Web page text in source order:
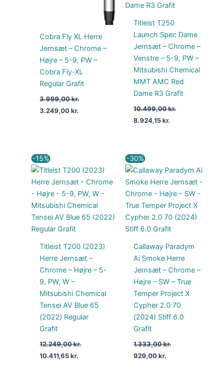
Cobra Fly XL Herre
Jernsæt – Chrome –
Højre – 5-9, PW –
Cobra Fly-XL
Regular Grafit
3.999,00kr.
3.249,00kr.
Titleist T250
Launch Spec Dame
Jernsæt – Chrome –
Venstre – 5-9, PW –
Mitsubishi Chemical
MMT AMC Red
Dame R3 Grafit
10.499,00kr.
8.924,15kr.
-15%
Titleist T200 (2023)
Herre Jernsæt –
Chrome – Højre – 5-
9, PW, W –
Mitsubishi Chemical
Tensei AV Blue 65
(2022) Regular
Grafit
12.249,00kr.
Den
oprindelige
pris
var:
12.249,00 kr..
10.411,65kr.
pris
er:
10.411,65 kr..
-30%
Callaway Paradym
Ai Smoke Herre
Jernsæt – Chrome –
Højre – SW – True
Temper Project X
Cypher 2.0 70
(2024) Stiff 6.0
Grafit
1.333,00kr.
Den
oprindelige
pris
var:
1.333,00 kr..
929,00kr.
pris
er:
929,00 kr..